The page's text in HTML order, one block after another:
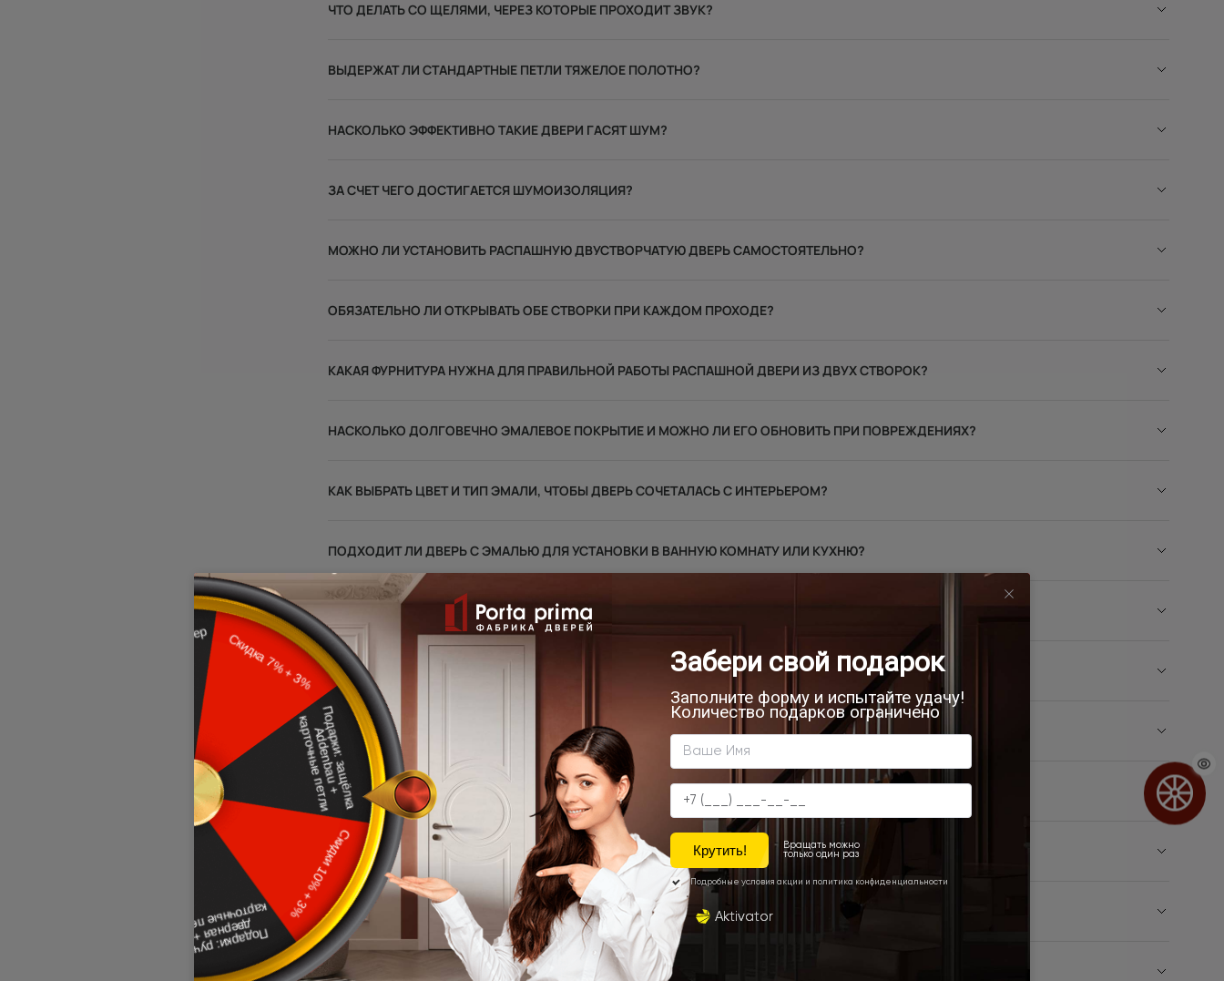
ЧТО ДЕЛАТЬ СО ЩЕЛЯМИ, ЧЕРЕЗ КОТОРЫЕ ПРОХОДИТ ЗВУК?
ВЫДЕРЖАТ ЛИ СТАНДАРТНЫЕ ПЕТЛИ ТЯЖЕЛОЕ ПОЛОТНО?
НАСКОЛЬКО ЭФФЕКТИВНО ТАКИЕ ДВЕРИ ГАСЯТ ШУМ?
ЗА СЧЕТ ЧЕГО ДОСТИГАЕТСЯ ШУМОИЗОЛЯЦИЯ?
МОЖНО ЛИ УСТАНОВИТЬ РАСПАШНУЮ ДВУСТВОРЧАТУЮ ДВЕРЬ САМОСТОЯТЕЛЬНО?
ОБЯЗАТЕЛЬНО ЛИ ОТКРЫВАТЬ ОБЕ СТВОРКИ ПРИ КАЖДОМ ПРОХОДЕ?
КАКАЯ ФУРНИТУРА НУЖНА ДЛЯ ПРАВИЛЬНОЙ РАБОТЫ РАСПАШНОЙ ДВЕРИ ИЗ ДВУХ СТВОРОК?
НАСКОЛЬКО ДОЛГОВЕЧНО ЭМАЛЕВОЕ ПОКРЫТИЕ И МОЖНО ЛИ ЕГО ОБНОВИТЬ ПРИ ПОВРЕЖДЕНИЯХ?
КАК ВЫБРАТЬ ЦВЕТ И ТИП ЭМАЛИ, ЧТОБЫ ДВЕРЬ СОЧЕТАЛАСЬ С ИНТЕРЬЕРОМ?
ПОДХОДИТ ЛИ ДВЕРЬ С ЭМАЛЬЮ ДЛЯ УСТАНОВКИ В ВАННУЮ КОМНАТУ ИЛИ КУХНЮ?
ЧЕМ ЭМАЛЕВОЕ ПОКРЫТИЕ ЛУЧШЕ ЛАМИНАТА ИЛИ ШПОНА ДЛЯ МЕЖКОМНАТНЫХ ДВЕРЕЙ?
МОЖНО ЛИ УСТАНОВИТЬ СКРЫТЫЕ ДВЕРИ В ПОМЕЩЕНИЯХ С ПОВЫШЕННОЙ ВЛАЖНОСТЬЮ?
КАКИЕ СТЕНЫ ПОДХОДЯТ ДЛЯ УСТАНОВКИ ДВЕРЕЙ СКРЫТОГО МОНТАЖА?
МОЖНО ЛИ ПОКРАСИТЬ ДВЕРЬ СКРЫТОГО МОНТАЖА В ЦВЕТ СТЕН?
ПОДХОДЯТ ЛИ СКРЫТЫЕ ДВЕРИ ДЛЯ УЖЕ ГОТОВОГО РЕМОНТА?
ЧЕМ МОДЕЛИ СКРЫТОГО МОНТАЖА ОТЛИЧАЮТСЯ ОТ ОБЫЧНЫХ МЕЖКОМНАТНЫХ ДВЕРЕЙ?
НАСКОЛЬКО ТИХО И ПЛАВНО ОТКРЫВАЮТСЯ ТЯЖЕЛЫЕ ПОЛОТНА С АЛЮМИНИЕВОЙ КРОМКОЙ?